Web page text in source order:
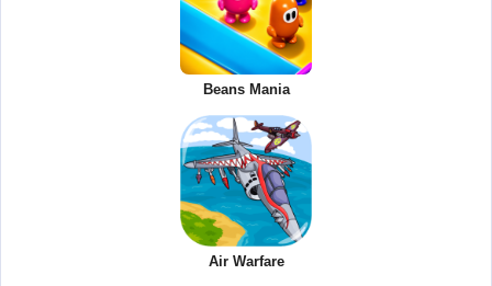
Beans Mania
Air Warfare